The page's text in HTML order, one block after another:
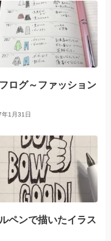
ログ～ファッション
1月31日
ペンで描いたイラス